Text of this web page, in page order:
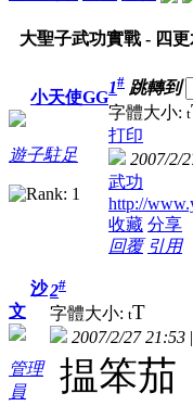
大聖子武功實戰 - 四
小天使GG
遊子駐足
1# 跳轉到
字體大小: t
打印
2007/2/
武功
http://
收藏 分享
回覆 引用
沙
文
管理
員
2#
字體大小: tT
2007/2/27 21:53 |
揾笨茄